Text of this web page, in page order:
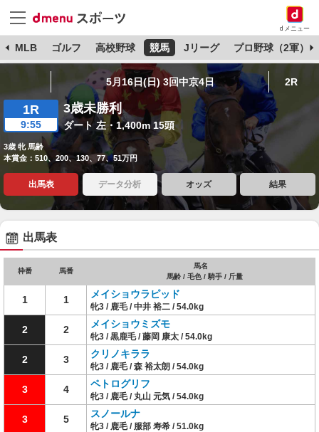
dメニュー
MLB ゴルフ 高校野球 競馬 Jリーグ プロ野球（2軍）
5月16日(日) 3回中京4日 2R
1R
9:55
3歳未勝利
ダート 左・1,400m 15頭
3歳 牝 馬齢
本賞金：510、200、130、77、51万円
出馬表 データ分析 オッズ 結果
出馬表
枠番 馬番
馬名
馬齢 / 毛色 / 騎手 / 斤量
1 1 メイショウラピッド
牝3 / 鹿毛 / 中井 裕二 / 54.0kg
2 2 メイショウミズモ
牝3 / 黒鹿毛 / 藤岡 康太 / 54.0kg
2 3 クリノキララ
牝3 / 鹿毛 / 森 裕太朗 / 54.0kg
3 4 ペトログリフ
牝3 / 鹿毛 / 丸山 元気 / 54.0kg
3 5 スノールナ
牝3 / 鹿毛 / 服部 寿希 / 51.0kg